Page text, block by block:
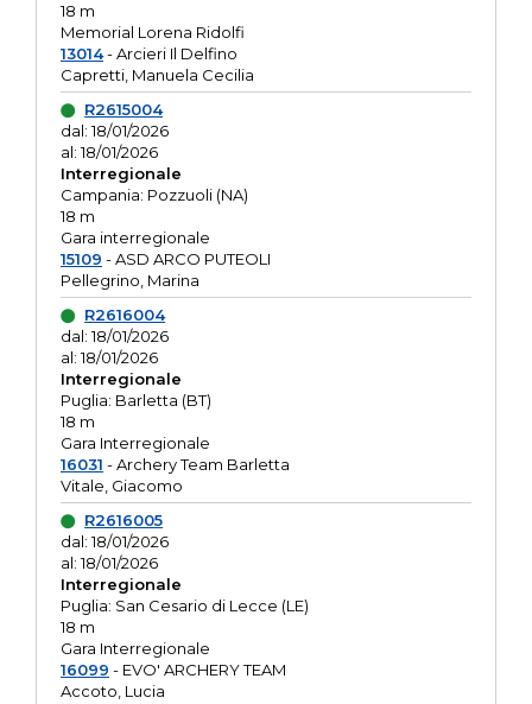
18 m
Memorial Lorena Ridolfi
13014- Arcieri Il Delfino
Capretti, Manuela Cecilia
R2615004
dal: 18/01/2026
al: 18/01/2026
Interregionale
Campania: Pozzuoli (NA)
18 m
Gara interregionale
15109 - ASD ARCO PUTEOLI
Pellegrino, Marina
R2616004
dal: 18/01/2026
al: 18/01/2026
Interregionale
Puglia: Barletta (BT)
18 m
Gara Interregionale
16031 - Archery Team Barletta
Vitale, Giacomo
R2616005
dal: 18/01/2026
al: 18/01/2026
Interregionale
Puglia: San Cesario di Lecce (LE)
18 m
Gara Interregionale
16099 - EVO' ARCHERY TEAM
Accoto, Lucia